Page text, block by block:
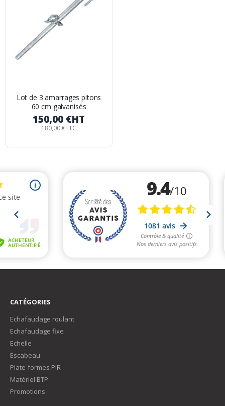
Lot de 3 amarrages pitons
60 cm galvanisés
150,00 €HT
180,00 €TTC
CATÉGORIES
Echafaudage roulant
Echafaudage fixe
Echelle
Escabeau
Plate-formes PIR
Matériel BTP
Promotions